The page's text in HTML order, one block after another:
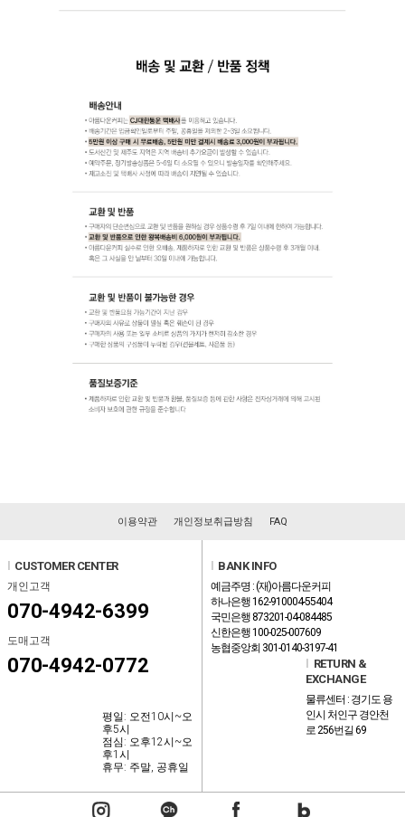
이용약관 개인정보취급방침 FAQ
CUSTOMER CENTER
개인고객
070-4942-6399
도매고객
070-4942-0772
평일: 오전10시~오
후5시
점심: 오후12시~오
후1시
휴무: 주말, 공휴일
BANK INFO
예금주명 : (재)아름다운커피
하나은행 162-910004-55404
국민은행 873201-04-084485
신한은행 100-025-007609
농협중앙회 301-0140-3197-41
RETURN &
EXCHANGE
물류센터 : 경기도 용
인시 처인구 경안천
로 256번길 69